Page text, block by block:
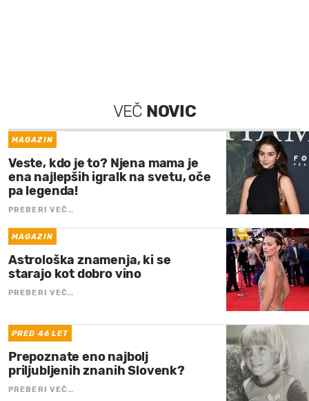
VEČ NOVIC
MAGAZIN
Veste, kdo je to? Njena mama je
ena najlepših igralk na svetu, oče
pa legenda!
PREBERI VEČ…
MAGAZIN
Astrološka znamenja, ki se
starajo kot dobro vino
PREBERI VEČ…
PRED 46 LET
Prepoznate eno najbolj
priljubljenih znanih Slovenk?
PREBERI VEČ…